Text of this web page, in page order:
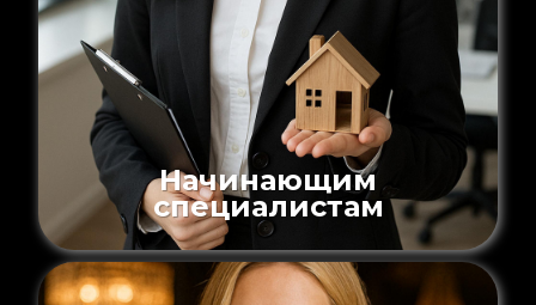
Начинающим
специалистам